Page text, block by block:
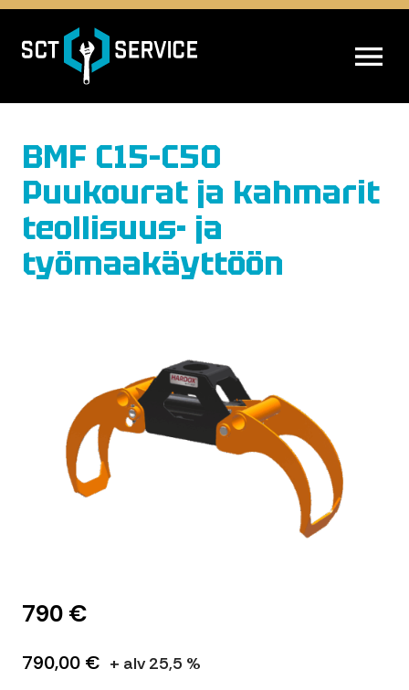
BMF C15–C50
Puukourat ja kahmarit
teollisuus- ja
työmaakäyttöön
790 €
790,00 € + alv 25,5 %